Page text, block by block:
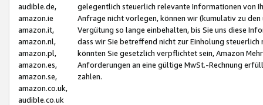
audible.de,
amazon.ie
amazon.it,
amazon.nl,
amazon.pl,
amazon.es,
amazon.se,
amazon.co.uk,
audible.co.uk
gelegentlich steuerlich relevante Informationen von
Anfrage nicht vorlegen, können wir (kumulativ zu
Vergütung so lange einbehalten, bis Sie uns diese
dass wir Sie betreffend nicht zur Einholung
könnten Sie gesetzlich verpflichtet sein, Amazon
Anforderungen an eine gültige MwSt.-Rechnung
zahlen.